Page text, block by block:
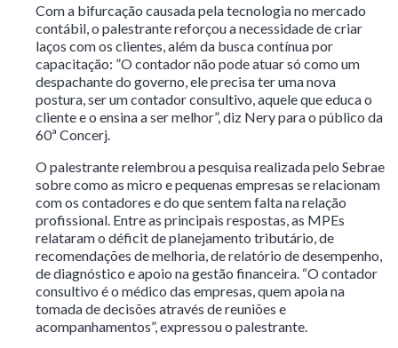
Com a bifurcação causada pela tecnologia no mercado
contábil, o palestrante reforçou a necessidade de criar
laços com os clientes, além da busca contínua por
capacitação: ”O contador não pode atuar só como um
despachante do governo, ele precisa ter uma nova
postura, ser um contador consultivo, aquele que educa o
cliente e o ensina a ser melhor”, diz Nery para o público da
60ª Concerj.
O palestrante relembrou a pesquisa realizada pelo Sebrae
sobre como as micro e pequenas empresas se relacionam
com os contadores e do que sentem falta na relação
profissional. Entre as principais respostas, as MPEs
relataram o déficit de planejamento tributário, de
recomendações de melhoria, de relatório de desempenho,
de diagnóstico e apoio na gestão financeira. “O contador
consultivo é o médico das empresas, quem apoia na
tomada de decisões através de reuniões e
acompanhamentos”, expressou o palestrante.